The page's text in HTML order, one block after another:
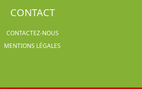
CONTACT
CONTACTEZ-NOUS
MENTIONS LÉGALES